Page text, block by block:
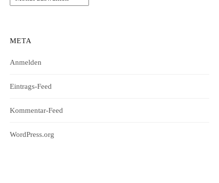
META
Anmelden
Eintrags-Feed
Kommentar-Feed
WordPress.org